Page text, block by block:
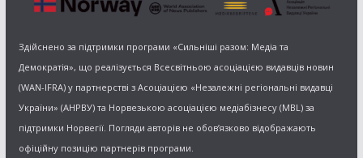
Здійснено за підтримки програми «Сильніші разом: Медіа та
Демократія», що реалізується Всесвітньою асоціацією видавців новин
(WAN-IFRA) у партнерстві з Асоціацією «Незалежні регіональні видавці
України» (АНРВУ) та Норвезькою асоціацією медіабізнесу (MBL) за
підтримки Норвегії. Погляди авторів не обов’язково відображають
офіційну позицію партнерів програми.